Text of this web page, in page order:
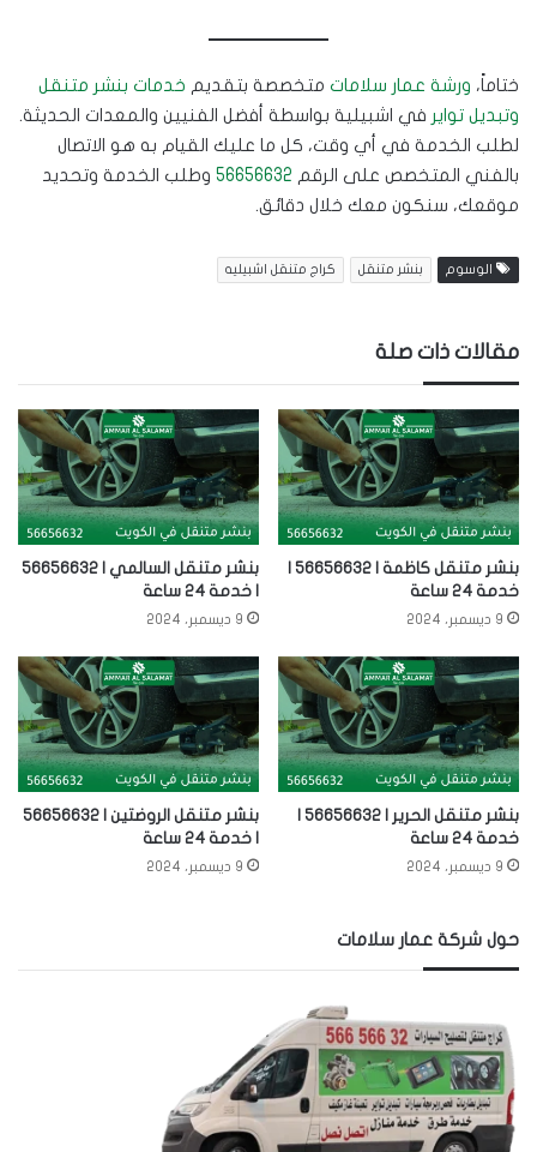
ختاماً، ورشة عمار سلامات متخصصة بتقديم خدمات بنشر متنقل
وتبديل تواير في اشبيلية بواسطة أفضل الفنيين والمعدات الحديثة.
لطلب الخدمة في أي وقت، كل ما عليك القيام به هو الاتصال
بالفني المتخصص على الرقم 56656632 وطلب الخدمة وتحديد
موقعك، سنكون معك خلال دقائق.
الوسوم بنشر متنقل كراج متنقل اشبيليه
مقالات ذات صلة
خدمة 24 ساعة
9 ديسمبر، 2024
بنشر متنقل السالمي | 56656632
| خدمة 24 ساعة
9 ديسمبر، 2024
خدمة 24 ساعة
9 ديسمبر، 2024
بنشر متنقل الروضتين | 56656632
| خدمة 24 ساعة
9 ديسمبر، 2024
حول شركة عمار سلامات